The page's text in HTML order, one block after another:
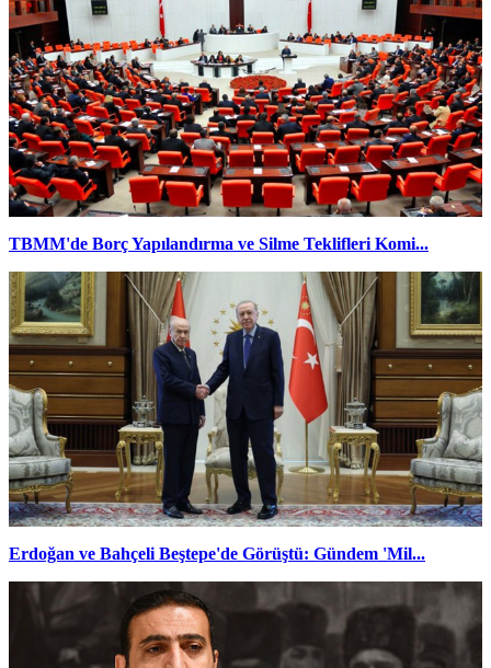
TBMM'de Borç Yapılandırma ve Silme Teklifleri Komi...
Erdoğan ve Bahçeli Beştepe'de Görüştü: Gündem 'Mil...